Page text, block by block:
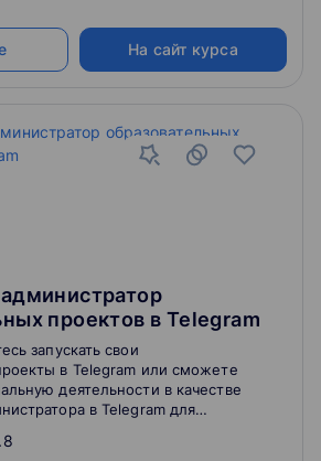
На сайт курса
проектов в Telegram
запускать свои
в Telegram или сможете
деятельности в качестве
в Telegram для
проектов